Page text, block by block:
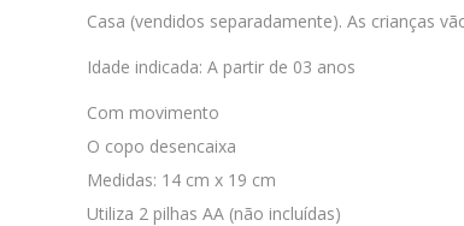
Casa (vendidos separadamente). As crianças
Idade indicada: A partir de 03 anos
Com movimento
O copo desencaixa
Medidas: 14 cm x 19 cm
Utiliza 2 pilhas AA (não incluídas)